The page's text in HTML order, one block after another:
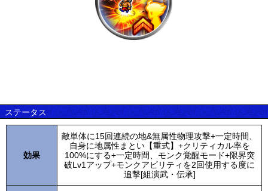
ステータス
効果
敵単体に15回連続の地&無属性物理攻撃+一定時間、
自身に地属性まとい【重式】+クリティカル率を
100%にする+一定時間、モンク覚醒モード+限界突
破Lv1アップ+モンクアビリティを2回使用する度に
追撃[組演武・伝承]